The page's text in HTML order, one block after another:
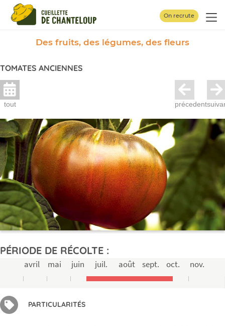
On recrute
Des fruits, des légumes, des fleurs
TOMATES ANCIENNES
tout précedent
PÉRIODE DE RÉCOLTE :
avril mai juin juil. août sept. oct. nov.
PARTICULARITÉS
Panneau de gestion des cookies